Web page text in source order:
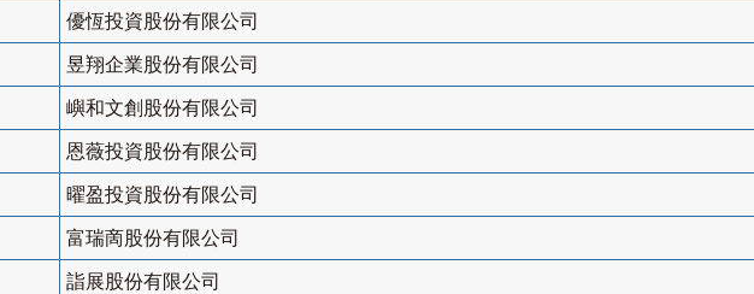
優恆投資股份有限公司
昱翔企業股份有限公司
嶼和文創股份有限公司
恩薇投資股份有限公司
曜盈投資股份有限公司
富瑞啇股份有限公司
詣展股份有限公司